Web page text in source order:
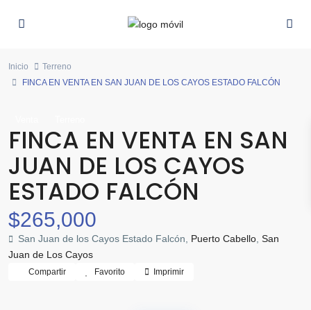
Inicio
Terreno
FINCA EN VENTA EN SAN JUAN DE LOS CAYOS ESTADO FALCÓN
FINCA EN VENTA EN SAN
JUAN DE LOS CAYOS
ESTADO FALCÓN
$265,000
San Juan de los Cayos Estado Falcón, Puerto Cabello San
Juan de Los Cayos
Compartir Favorito Imprimir